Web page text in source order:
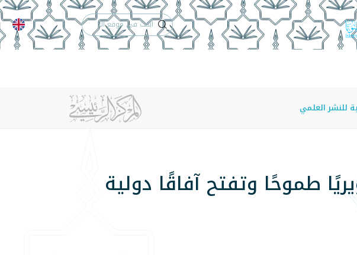
الدعم الفنيالتقويم الجامعي
للنشر العلمي
طموحًا وتفتح آفاقًا دولية